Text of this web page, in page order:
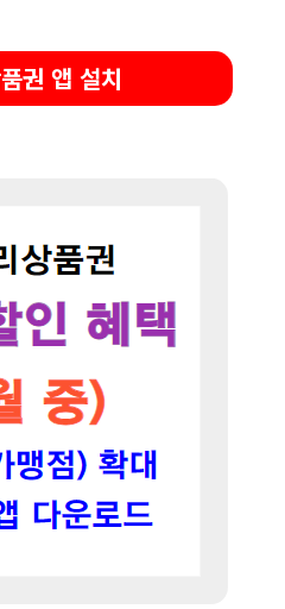
권 앱 설치